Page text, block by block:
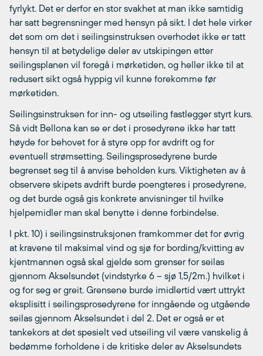
fyrlykt. Det er derfor en stor svakhet at man ikke samtidig
har satt begrensninger med hensyn på sikt. I det hele virker
det som om det i seilingsinstruksen overhodet ikke er tatt
hensyn til at betydelige deler av utskipingen etter
seilingsplanen vil foregå i mørketiden, og heller ikke til at
redusert sikt også hyppig vil kunne forekomme før
mørketiden.
Seilingsinstruksen for inn- og utseiling fastlegger styrt kurs.
Så vidt Bellona kan se er det i prosedyrene ikke har tatt
høyde for behovet for å styre opp for avdrift og for
eventuell strømsetting. Seilingsprosedyrene burde
begrenset seg til å anvise beholden kurs. Viktigheten av å
observere skipets avdrift burde poengteres i prosedyrene,
og det burde også gis konkrete anvisninger til hvilke
hjelpemidler man skal benytte i denne forbindelse.
I pkt. 10) i seilingsinstruksjonen framkommer det for øvrig
at kravene til maksimal vind og sjø for bording/kvitting av
kjentmannen også skal gjelde som grenser for seilas
gjennom Akselsundet (vindstyrke 6 – sjø 1,5/2m.) hvilket i
og for seg er greit. Grensene burde imidlertid vært uttrykt
eksplisitt i seilingsprosedyrene for inngående og utgående
seilas gjennom Akselsundet i del 2. Det er også er et
tankekors at det spesielt ved utseiling vil være vanskelig å
bedømme forholdene i de kritiske deler av Akselsundets